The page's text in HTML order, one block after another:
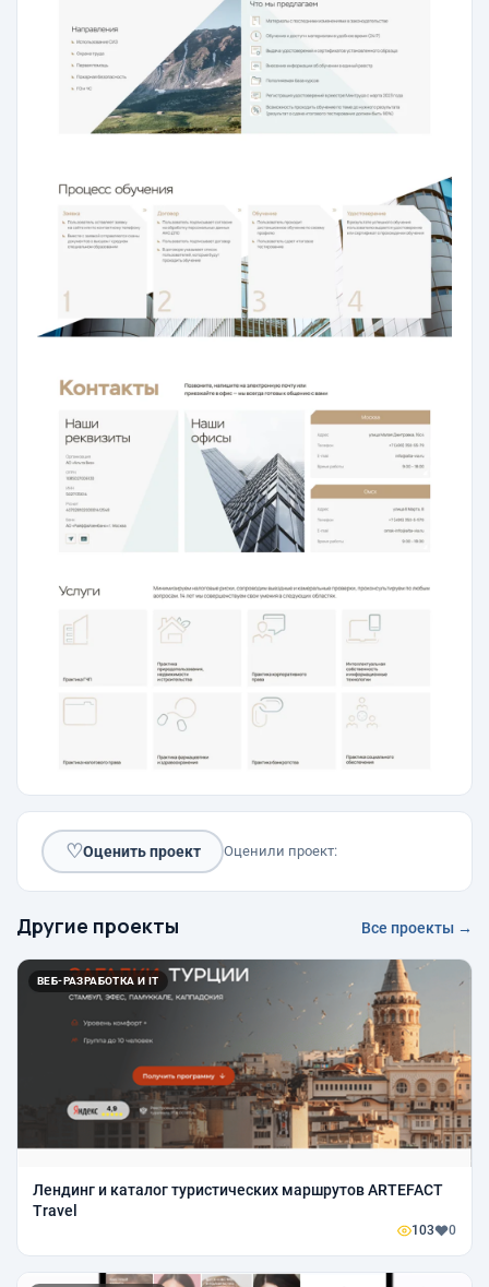
♡Оценить проект Оценили проект:
Другие проекты Все проекты →
ВЕБ-РАЗРАБОТКА И IT
Лендинг и каталог туристических маршрутов ARTEFACT
Travel
103 0